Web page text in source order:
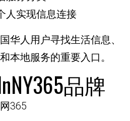
人实现信息连接
华人用户寻找生活信息、
本地服务的重要入口。
品牌
365